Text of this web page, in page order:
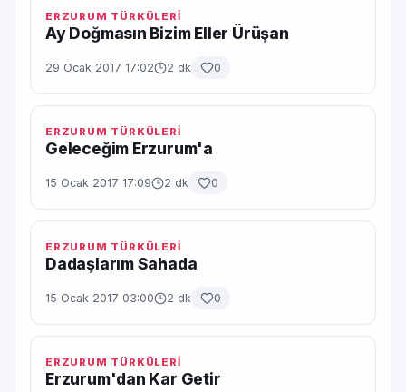
ERZURUM TÜRKÜLERİ
Ay Doğmasın Bizim Eller Ürüşan
29 Ocak 2017 17:02 2 dk 0
ERZURUM TÜRKÜLERİ
Geleceğim Erzurum'a
15 Ocak 2017 17:09 2 dk 0
ERZURUM TÜRKÜLERİ
Dadaşlarım Sahada
15 Ocak 2017 03:00 2 dk 0
ERZURUM TÜRKÜLERİ
Erzurum'dan Kar Getir